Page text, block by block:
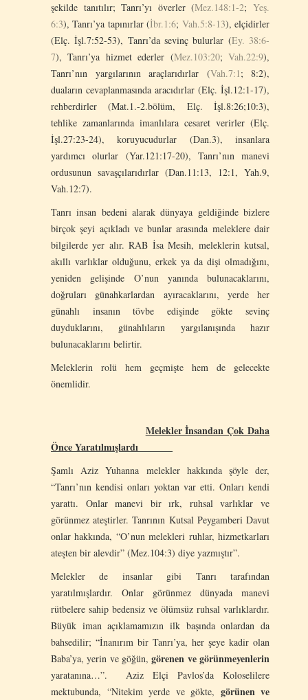
şekilde tanıtılır; Tanrı’yı överler (Mez.148:1-2;Yeş.
6:3), Tanrı’ya tapınırlar (İbr.1:6; Vah.5:8-13), elçidirler
(Elç. İşl.7:52-53), Tanrı’da sevinç bulurlar (Ey. 38:6-
7), Tanrı’ya hizmet ederler (Mez.103:20;Vah.22:9),
Tanrı’nın yargılarının araçlarıdırlar (Vah.7:1; 8:2),
duaların cevaplanmasında aracıdırlar (Elç. İşl.12:1-17),
rehberdirler (Mat.1.-2.bölüm, Elç. İşl.8:26;10:3),
tehlike zamanlarında imanlılara cesaret verirler (Elç.
İşl.27:23-24), koruyucudurlar (Dan.3), insanlara
yardımcı olurlar (Yar.121:17-20), Tanrı’nın manevi
ordusunun savaşçılarıdırlar (Dan.11:13, 12:1, Yah.9,
Vah.12:7).
Tanrı insan bedeni alarak dünyaya geldiğinde bizlere
birçok şeyi açıkladı ve bunlar arasında meleklere dair
bilgilerde yer alır. RAB İsa Mesih, meleklerin kutsal,
akıllı varlıklar olduğunu, erkek ya da dişi olmadığını,
yeniden gelişinde O’nun yanında bulunacaklarını,
doğruları günahkarlardan ayıracaklarını, yerde her
günahlı insanın tövbe edişinde gökte sevinç
duyduklarını, günahlıların yargılanışında hazır
bulunacaklarını belirtir.
Meleklerin rolü hem geçmişte hem de gelecekte
önemlidir.
Melekler İnsandan Çok Daha
Önce Yaratılmışlardı
Şamlı Aziz Yuhanna melekler hakkında şöyle der,
“Tanrı’nın kendisi onları yoktan var etti. Onları kendi
yarattı. Onlar manevi bir ırk, ruhsal varlıklar ve
görünmez ateştirler. Tanrının Kutsal Peygamberi Davut
onlar hakkında, “O’nun melekleri ruhlar, hizmetkarları
ateşten bir alevdir” (Mez.104:3) diye yazmıştır”.
Melekler de insanlar gibi Tanrı tarafından
yaratılmışlardır. Onlar görünmez dünyada manevi
rütbelere sahip bedensiz ve ölümsüz ruhsal varlıklardır.
Büyük iman açıklamamızın ilk başında onlardan da
bahsedilir; “İnanırım bir Tanrı’ya, her şeye kadir olan
Baba’ya, yerin ve göğün,görenen ve görünmeyenlerin
yaratanına…”. Aziz Elçi Pavlos’da Koloselilere
mektubunda, “Nitekim yerde ve gökte, görünen ve